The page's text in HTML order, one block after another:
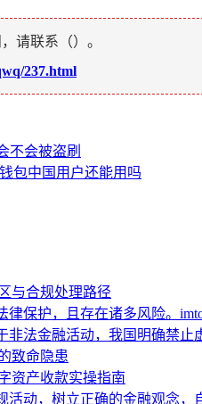
请联系（）。
237.html
不会被盗刷
包中国用户还能用吗
与合规处理路径
保护，且存在诸多风险。
非法金融活动，我国明确禁
致命隐患
资产收款实操指南
活动，树立正确的金融观念